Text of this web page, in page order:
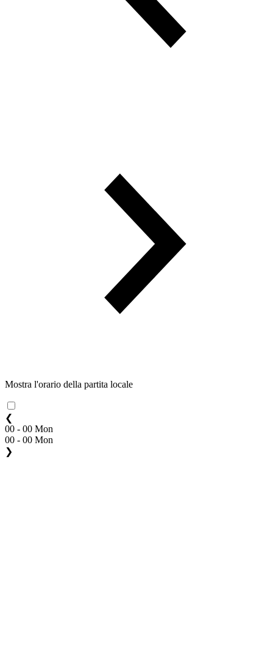
Mostra l'orario della partita locale
❮
00 - 00 Mon
00 - 00 Mon
❯